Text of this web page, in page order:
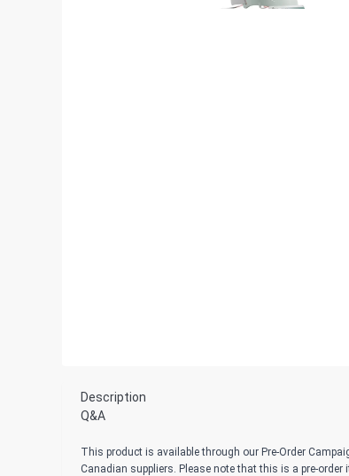
Description
Q&A
This product is available through our Pre-Order
Canadian suppliers. Please note that this is a pre-